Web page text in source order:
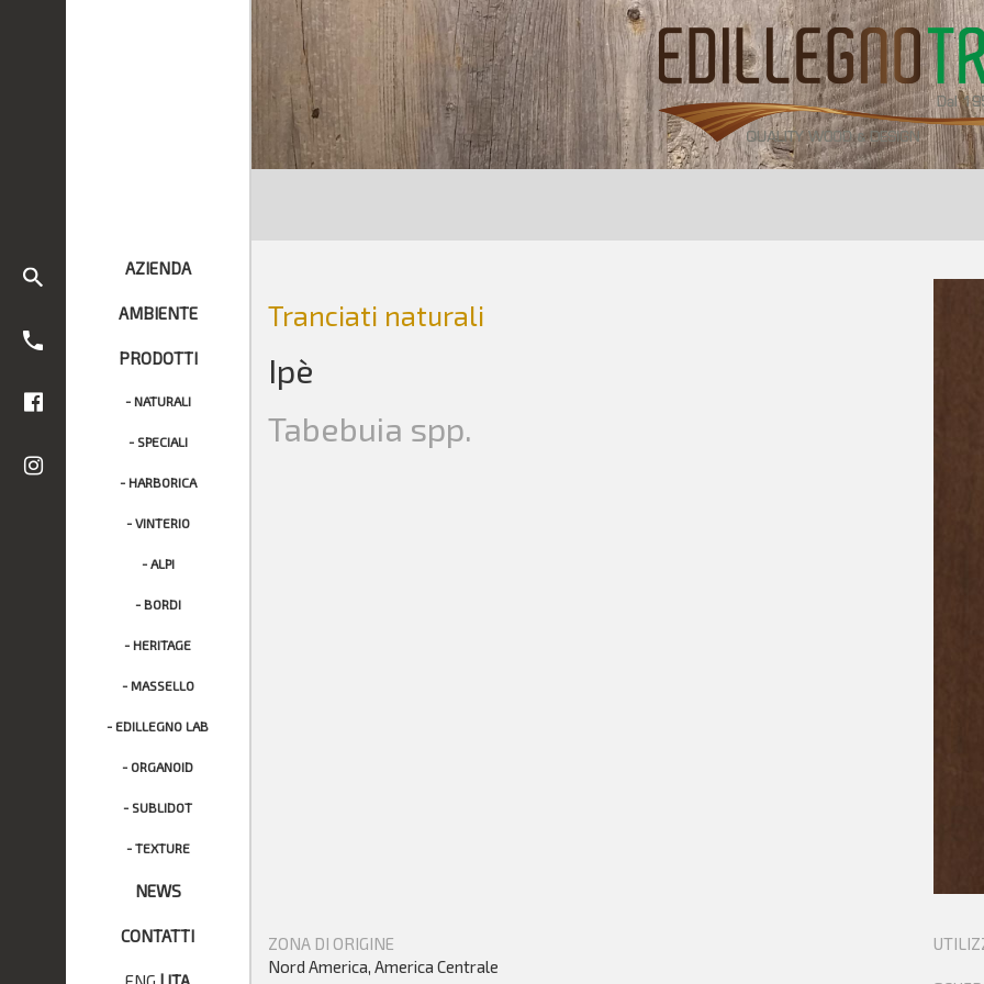
AZIENDA
AMBIENTE
PRODOTTI
- NATURALI
- SPECIALI
- HARBORICA
- VINTERIO
- ALPI
- BORDI
- HERITAGE
- MASSELLO
- EDILLEGNO LAB
- ORGANOID
- SUBLIDOT
- TEXTURE
NEWS
CONTATTI
Tranciati naturali
Ipè
Tabebuia spp.
ZONA DI ORIGINE
Nord America, America Centrale